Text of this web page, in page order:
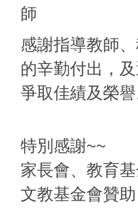
師
感謝指導教師
的辛勤付出，
爭取佳績及榮譽
特別感謝~~
家長會、教育
文教基金會贊助